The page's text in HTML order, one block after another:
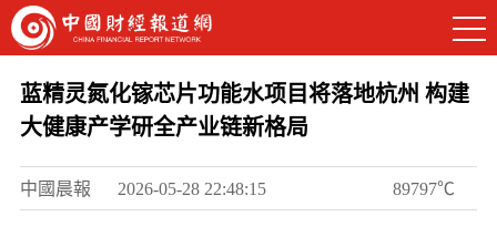
蓝精灵氮化镓芯片功能水项目将落地杭州 构建
大健康产学研全产业链新格局
中國晨報 2026-05-28 22:48:15 89797℃